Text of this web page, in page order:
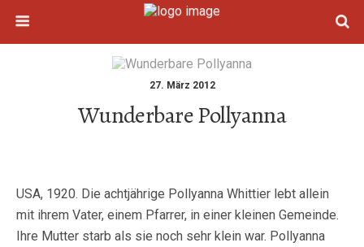
27. März 2012
Wunderbare Pollyanna
USA, 1920. Die achtjährige Pollyanna Whittier lebt allein
mit ihrem Vater, einem Pfarrer, in einer kleinen Gemeinde.
Ihre Mutter starb als sie noch sehr klein war. Pollyanna